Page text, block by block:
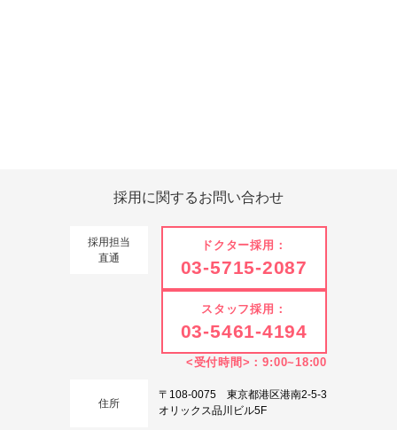
採用に関するお問い合わせ
採用担当
直通
ドクター採用：
03-5715-2087
スタッフ採用：
03-5461-4194
<受付時間>：9:00~18:00
住所
〒108-0075 東京都港区港南2-5-3
オリックス品川ビル5F